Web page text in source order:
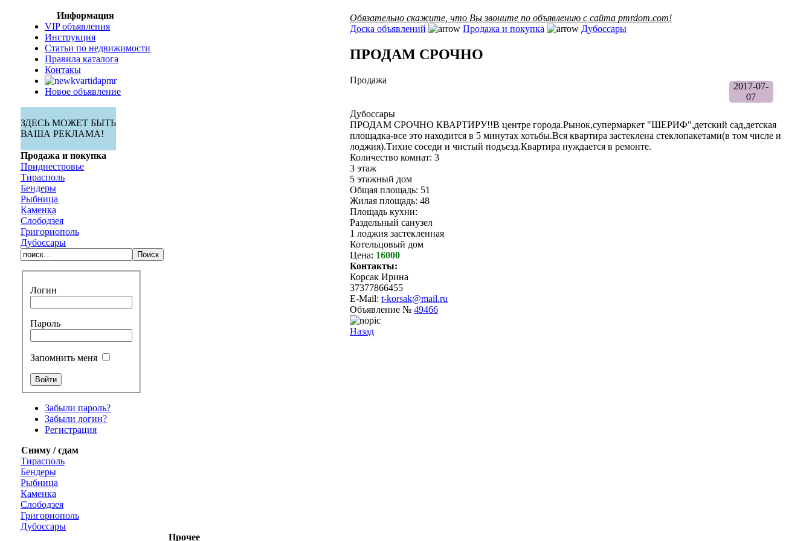
Информация
VIP объявления
Инструкция
Статьи по недвижимости
Правила каталога
Контакы
Новое объявление
ЗДЕСЬ МОЖЕТ БЫТЬ
ВАША РЕКЛАМА!
Продажа и покупка
Приднестровье
Тирасполь
Бендеры
Рыбница
Каменка
Слободзея
Григориополь
Дубоссары
Логин
Пароль
Запомнить меня
Забыли пароль?
Забыли логин?
Регистрация
Сниму / сдам
Тирасполь
Бендеры
Рыбница
Каменка
Слободзея
Григориополь
Дубоссары
Прочее
Обязательно скажите, что Вы звоните по объявлению с сайта pmrdom.com!
Доска объявлений
Продажа и покупка Дубоссары
ПРОДАМ СРОЧНО
Продажа
2017-07-
07
Дубоссары
ПРОДАМ СРОЧНО КВАРТИРУ!!В центре города.Рынок,супермаркет "ШЕРИФ",детский сад,детская
площадка-все это находится в 5 минутах хотьбы.Вся квартира застеклена стеклопакетами(в том числе и
лоджия).Тихие соседи и чистый подъезд.Квартира нуждается в ремонте.
Количество комнат: 3
3 этаж
5 этажный дом
Общая площадь: 51
Жилая площадь: 48
Площадь кухни:
Раздельный санузел
1 лоджия застекленная
Котельцовый дом
Цена: 16000
Контакты:
Корсак Ирина
37377866455
E-Mail: t-korsak@mail.ru
Объявление № 49466
Назад